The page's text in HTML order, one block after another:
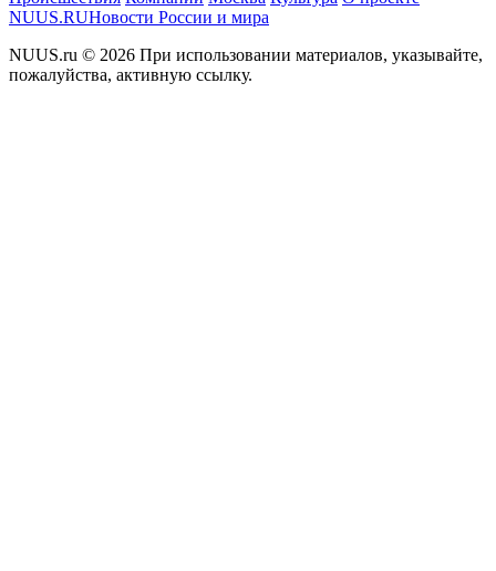
NUUS.RUНовости России и мира
NUUS.ru © 2026 При использовании материалов, указывайте,
пожалуйства, активную ссылку.